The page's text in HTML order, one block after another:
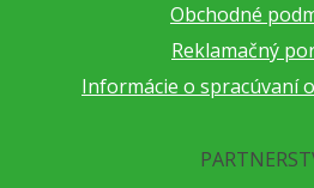
Obchodné
Reklamačný
Informácie o spracúvaní